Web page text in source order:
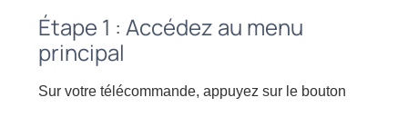
Étape 1 : Accédez au menu
principal
Sur votre télécommande, appuyez sur le bouton